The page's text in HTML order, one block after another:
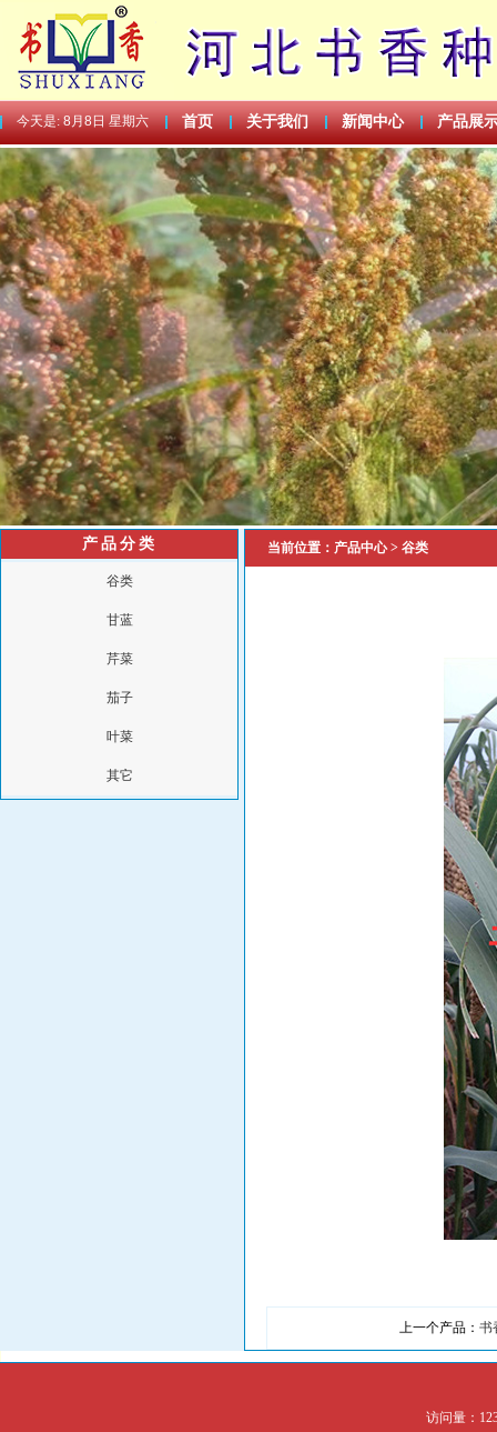
今天是:8月8日 星期六 首页 关于我们 新闻中心 产品展
产品分类
谷类
甘蓝
芹菜
茄子
叶菜
其它
当前位置： 产品中心> 谷类
上一个产品： 书
访问量：